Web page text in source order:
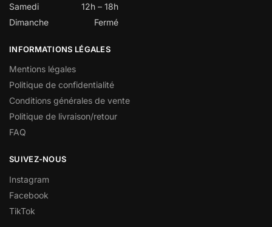
Samedi
12h – 18h
Dimanche
Fermé
INFORMATIONS LÉGALES
Mentions légales
Politique de confidentialité
Conditions générales de vente
Politique de livraison/retour
FAQ
SUIVEZ-NOUS
Instagram
Facebook
TikTok